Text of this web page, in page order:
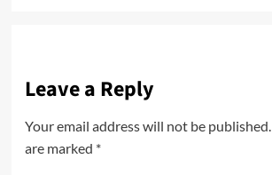
Leave a Reply
Your email address will not be published.
are marked *